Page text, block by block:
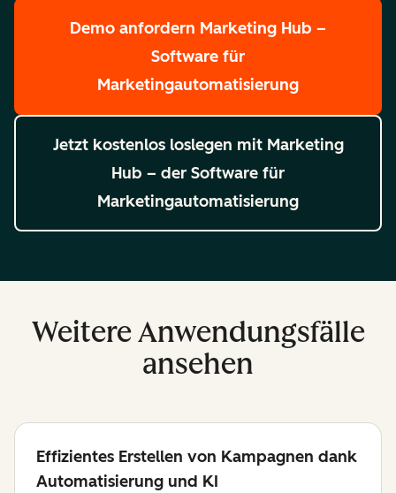
Demo anfordern Marketing Hub –
Software für
Marketingautomatisierung
Jetzt kostenlos loslegen mit Marketing
Hub – der Software für
Marketingautomatisierung
Weitere Anwendungsfälle
ansehen
Effizientes Erstellen von Kampagnen dank
Automatisierung und KI